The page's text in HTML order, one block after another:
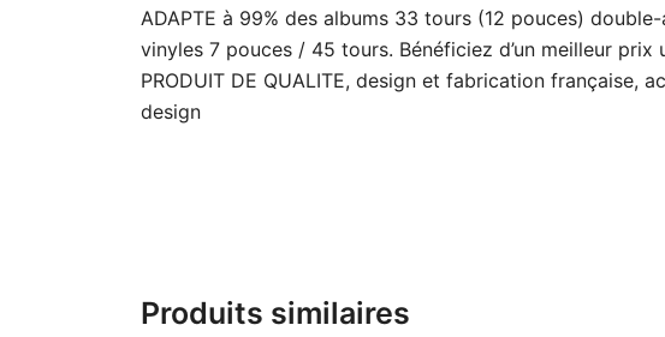
ADAPTE à 99% des albums 33 tours (12 pouces)
vinyles 7 pouces / 45 tours. Bénéficiez d’un meilleur
PRODUIT DE QUALITE, design et fabrication française,
design
Produits similaires